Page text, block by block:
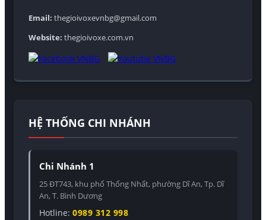
Email: thegioivoxevnbg@gmail.com
Website: thegioivoxe.com.vn
HỆ THỐNG CHI NHÁNH
Chi Nhánh 1
25 ĐT743, khu phố Thống Nhất, phường Dĩ An, Tp. Dĩ
An, T. Bình Dương
Hotline: 0989 312 998